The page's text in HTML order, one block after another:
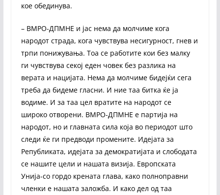
кое обединува.
– ВМРО-ДПМНЕ и јас нема да молчиме кога
народот страда, кога чувствува несигурност, гнев и
трпи понижувања. Тоа се работите кои без малку
ги чувствува секој еден човек без разлика на
верата и нацијата. Нема да молчиме бидејќи сега
треба да бидеме гласни. И ние таа битка ќе ја
водиме. И за таа цел вратите на народот се
широко отворени. ВМРО-ДПМНЕ е партија на
народот, но и главната сила која во периодот што
следи ќе ги предводи промените. Идејата за
Републиката, идејата за демократијата и слободата
се нашите цели и нашата визија. Европската
Унија-со гордо крената глава, како полноправни
членки е нашата заложба. И како дел од таа